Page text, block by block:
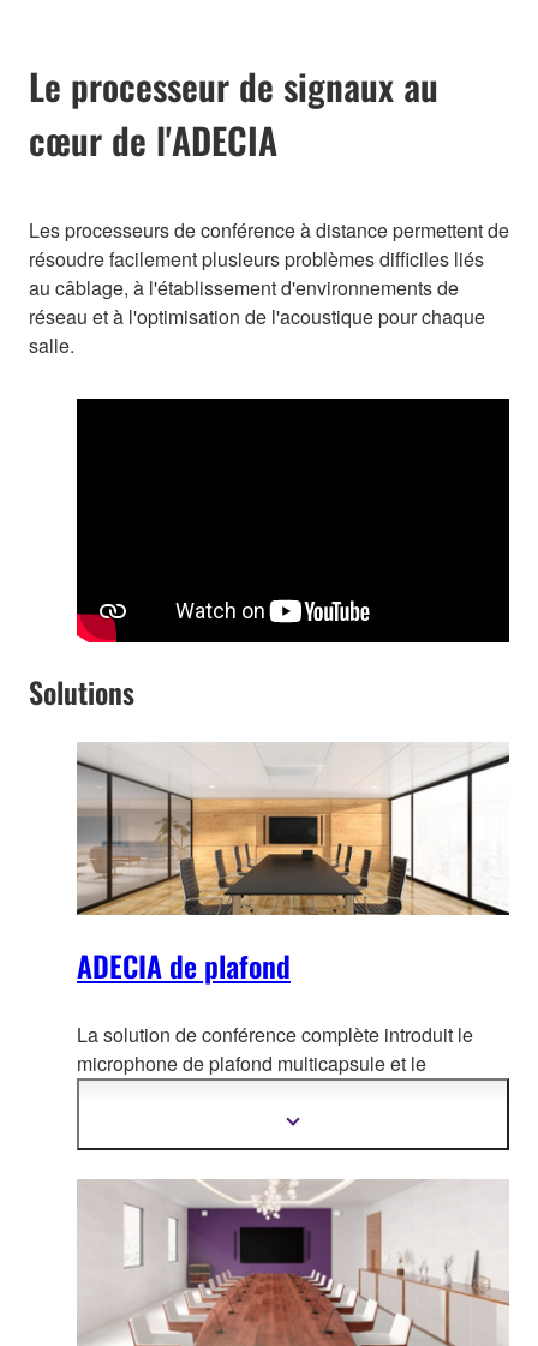
Le processeur de signaux au
cœur de l'ADECIA
Les processeurs de conférence à distance permettent de
résoudre facilement plusieurs problèmes difficiles liés
au câblage, à l'établissement d'environnements de
réseau et à l'optimisation de l'acoustique pour chaque
salle.
Solutions
ADECIA de plafond
La solution de conférence complète introduit le
microphone de plafond multicapsule et le
des commutateurs réseau PoE et des haut-
parleurs alimentés par PoE Dante éprouvés de
longue date.
Afficher